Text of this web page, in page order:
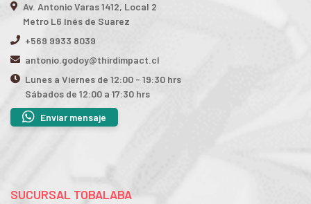
Av. Antonio Varas 1412, Local 2
Metro L6 Inés de Suarez
+569 9933 8039
antonio.godoy@thirdimpact.cl
Lunes a Viernes de 12:00 - 19:30 hrs
Sábados de 12:00 a 17:30 hrs
Enviar mensaje
SUCURSAL TOBALABA